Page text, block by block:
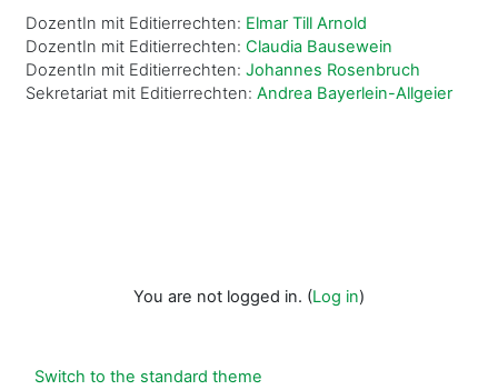
DozentIn mit Editierrechten: Elmar Till Arnold
DozentIn mit Editierrechten: Claudia Bausewein
DozentIn mit Editierrechten: Johannes Rosenbruch
Sekretariat mit Editierrechten: Andrea Bayerlein-Allgeier
You are not logged in. (Log in)
Switch to the standard theme